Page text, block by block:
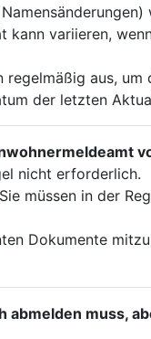
kann variieren,
regelmäßig aus,
der letzten
nicht erforderlich.
müssen in der
Dokumente
abmelden muss,